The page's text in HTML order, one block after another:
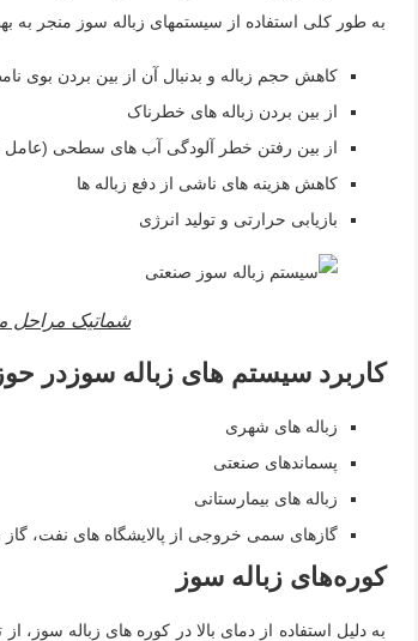
به طور کلی استفاده از سیستمهای زباله سوز منجر
کاهش حجم زباله و بدنبال آن از بین بردن بوی
از بین بردن زباله های خطرناک
از بین رفتن خطر آلودگی آب های سطحی (عامل
کاهش هزینه های ناشی از دفع زباله ها
بازیابی حرارتی و تولید انرژی
شماتیک مراحل
کاربرد سیستم های زباله سوزدر
زباله های شهری
پسماندهای صنعتی
زباله های بیمارستانی
گازهای سمی خروجی از پالایشگاه های نفت، گاز
کوره‌های زباله سوز
به دلیل استفاده از دمای بالا در کوره های زباله